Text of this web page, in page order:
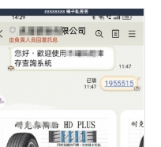
全聯快速銷售數據統計
清楚快速一鍵知悉您的商品